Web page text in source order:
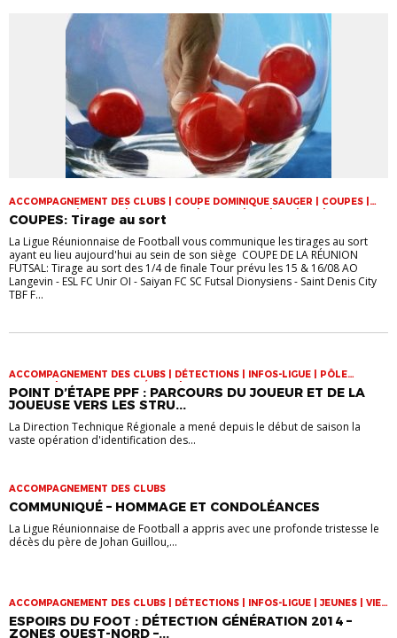
ACCOMPAGNEMENT DES CLUBS | COUPE DOMINIQUE SAUGER | COUPES |
FOOT LOISIR | FUTSAL | INFOS-LIGUE | JEUNES | U14 | U15 | U17 | VIE DES
CLUBS
COUPES: Tirage au sort
La Ligue Réunionnaise de Football vous communique les tirages au sort
ayant eu lieu aujourd'hui au sein de son siège COUPE DE LA RÉUNION
FUTSAL: Tirage au sort des 1/4 de finale Tour prévu les 15 & 16/08 AO
Langevin - ESL FC Unir OI - Saiyan FC SC Futsal Dionysiens - Saint Denis City
TBF F...
ACCOMPAGNEMENT DES CLUBS | DÉTECTIONS | INFOS-LIGUE | PÔLE
ESPOIRS | SPORT-ETUDE FÉMININ | VIE DES CLUBS
POINT D’ÉTAPE PPF : PARCOURS DU JOUEUR ET DE LA
JOUEUSE VERS LES STRU...
La Direction Technique Régionale a mené depuis le début de saison la
vaste opération d'identification des...
ACCOMPAGNEMENT DES CLUBS
COMMUNIQUÉ – HOMMAGE ET CONDOLÉANCES
La Ligue Réunionnaise de Football a appris avec une profonde tristesse le
décès du père de Johan Guillou,...
ACCOMPAGNEMENT DES CLUBS | DÉTECTIONS | INFOS-LIGUE | JEUNES | VIE
DES CLUBS
ESPOIRS DU FOOT : DÉTECTION GÉNÉRATION 2014 –
ZONES OUEST-NORD –...